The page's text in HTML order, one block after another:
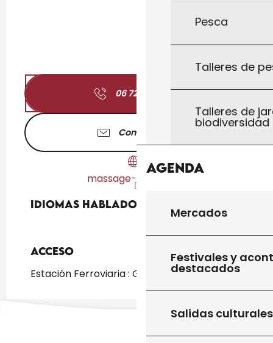
Pesca
Talleres de
Talleres de
biodiversidad
Agenda
Mercados
Festivales y
destacados
Salidas culturales
06 72 05 40 ▒▒
Contáctenos
massage-gourdon.fr
Idiomas hablados
Idiomas hablados
Acceso
Acceso
Estación Ferroviaria : Gourdon a 890m